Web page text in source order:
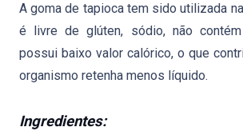
A goma de tapioca tem sido utilizada
é livre de glúten, sódio, não
possui baixo valor calórico, o que
organismo retenha menos líquido.
Ingredientes: